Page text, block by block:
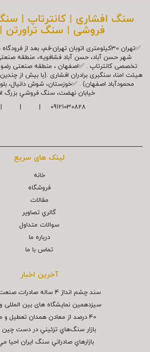
سنگ افشاری | کانترتاپ |
فروشی | سنگ
✅تهران 30کیلومتری اتوبان تهران-قم، بعد از
شهر حسن آباد، حسن آباد فشافویه، منطقه
تخصصی کانترتاپ . ✅اصفهان ، منطقه صنعتی
هیئت امنا، سنگبری برادران افشاری .(با بیش از
محمودآباد اصفهان) . ✅خوزستان، شوش دانیال،
خیابان نهضت، سنگ فروشي بزرگ
09121030828 | | |
لینک های سریع
خانه
فروشگاه
مقالات
گالري تصاوير
سوالات متداول
درباره ما
تماس با ما
آخرین اخبار
سند چشم انداز ۴ ساله صادرات صنعت سنگ...
سیزدهمین نمایشگاه های بین المللی
40 درصد از معادن همدان تعطيل و مابقي...
بازار سنگ‌هاي تزئيني در دست چين -
بازارهاي صادراتي سنگ ايران احيا